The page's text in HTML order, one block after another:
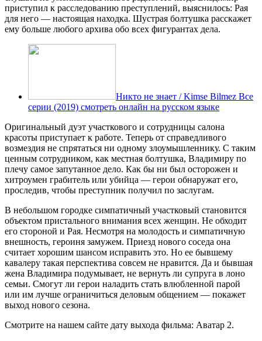
приступил к расследованию преступлений, выяснилось: Рая
для него — настоящая находка. Шустрая болтушка расскажет
ему больше любого архива обо всех фигурантах дела.
Никто не знает / Kimse Bilmez Все
серии (2019) смотреть онлайн на русском языке
Оригинальный дуэт участкового и сотрудницы салона
красоты приступает к работе. Теперь от справедливого
возмездия не спрятаться ни одному злоумышленнику. С таким
ценным сотрудником, как местная болтушка, Владимиру по
плечу самое запутанное дело. Как бы ни был осторожен и
хитроумен грабитель или убийца — герои обнаружат его,
проследив, чтобы преступник получил по заслугам.
В небольшом городке симпатичный участковый становится
объектом пристального внимания всех женщин. Не обходит
его стороной и Рая. Несмотря на молодость и симпатичную
внешность, героиня замужем. Приезд нового соседа она
считает хорошим шансом исправить это. Но ее бывшему
кавалеру такая перспектива совсем не нравится. Да и бывшая
жена Владимира подумывает, не вернуть ли супруга в лоно
семьи. Смогут ли герои наладить стать влюбленной парой
или им лучше ограничиться деловым общением — покажет
выход нового сезона.
Смотрите на нашем сайте дату выхода фильма: Аватар 2.